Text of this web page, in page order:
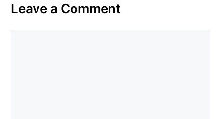
Leave a Comment